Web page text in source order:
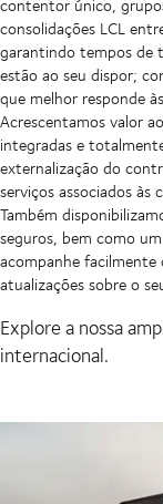
contentor único,
consolidações LCL
garantindo tempos de
estão ao seu dispor;
que melhor responde
Acrescentamos valor
integradas e
externalização do
serviços associados às
Também
seguros, bem como
acompanhe facilmente
atualizações sobre o
Explore a nossa
internacional.